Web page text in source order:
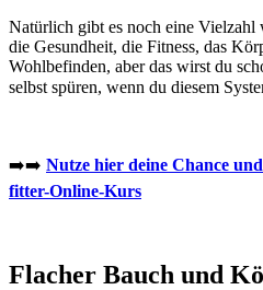
Natürlich gibt es noch eine
die Gesundheit, die Fitness, das
Wohlbefinden, aber das wirst du
selbst spüren, wenn du diesem
➡️➡️ Nutze hier deine Chance
fitter-Online-Kurs
Flacher Bauch und